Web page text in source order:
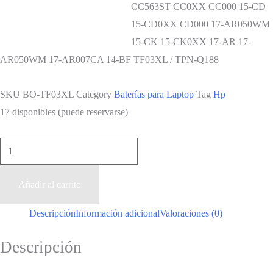
CC563ST CC0XX CC000 15-CD
15-CD0XX CD000 17-AR050WM
15-CK 15-CK0XX 17-AR 17-
AR050WM 17-AR007CA 14-BF TF03XL / TPN-Q188
SKU BO-TF03XL Category Baterías para Laptop Tag Hp
17 disponibles (puede reservarse)
Batería
Hp
Pavilion
cantidad
Añadir al carrito
DescripciónInformación adicionalValoraciones (0)
Descripción